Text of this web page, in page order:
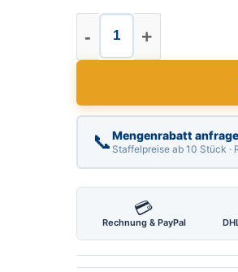
Warnpyramide,
📞Mengenrabatt
Staffelpreise ab 10 Stück ·
💳
Rechnung & PayPal